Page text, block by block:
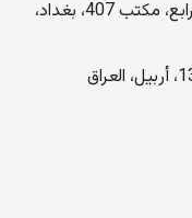
شارع الرواد، عمارة بلو تاور الطابق الرابع، مكتب 407، بغداد،